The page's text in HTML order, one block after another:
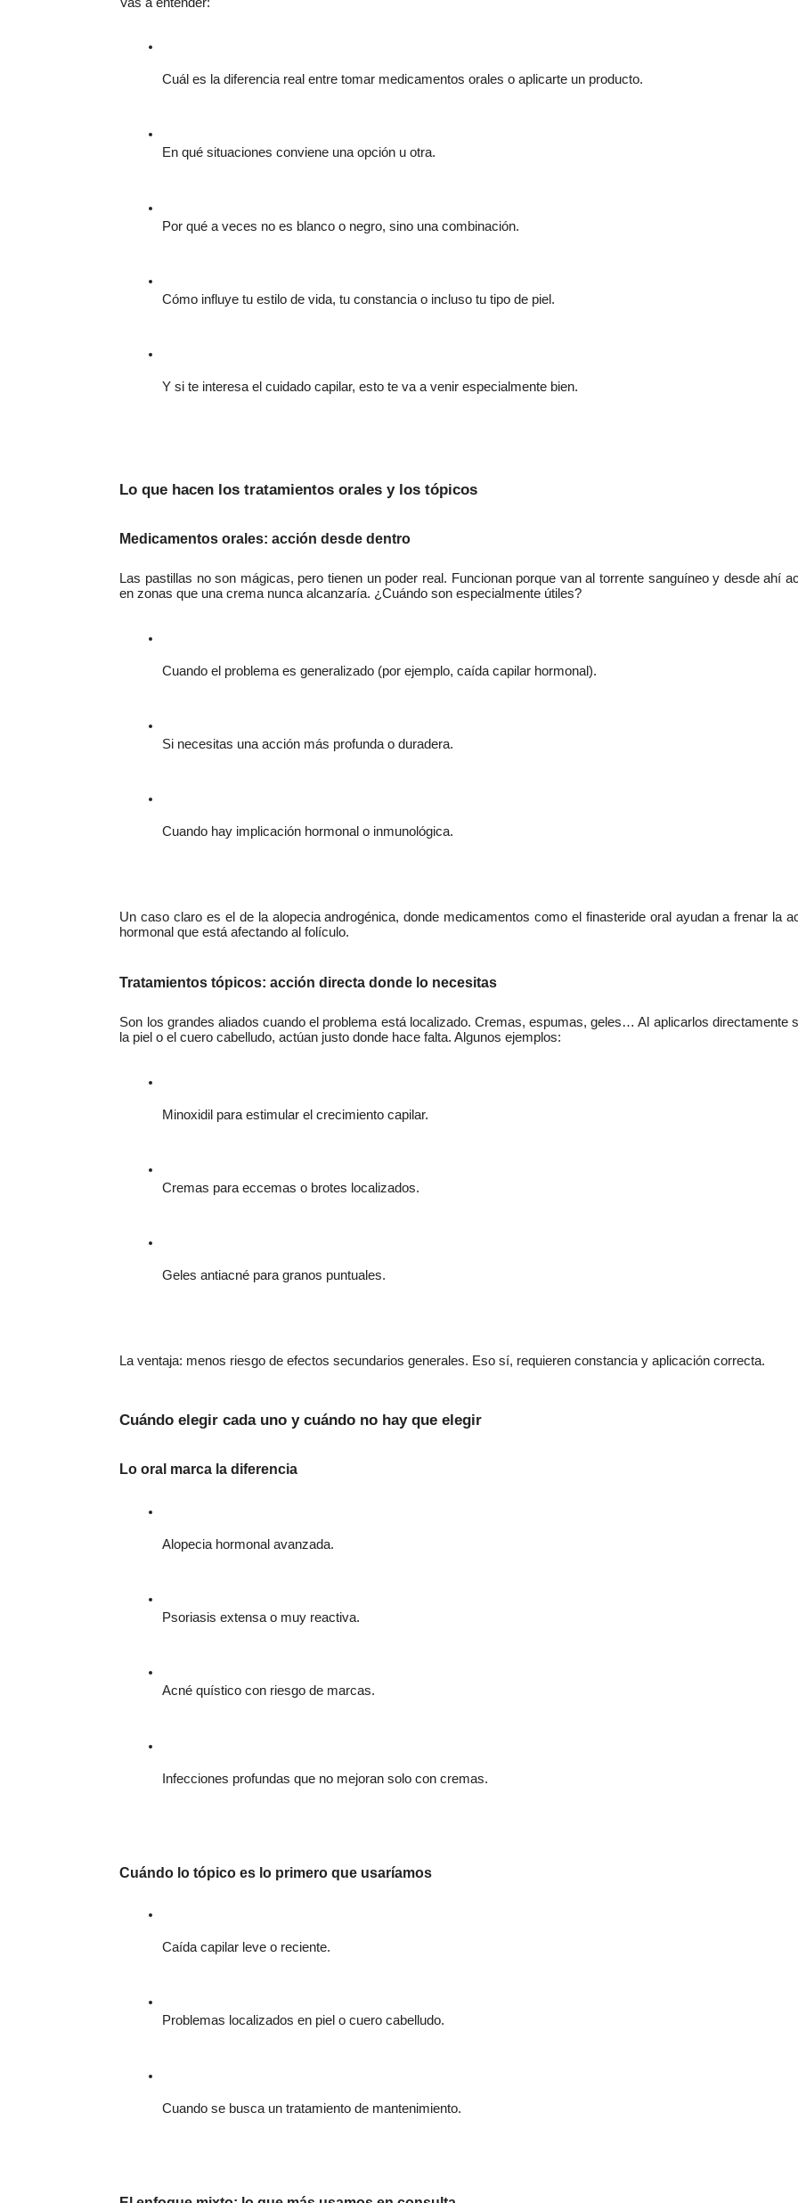
Cuál es la diferencia real entre tomar medicamentos orales o aplicarte un producto.
En qué situaciones conviene una opción u otra.
Por qué a veces no es blanco o negro, sino una combinación.
Cómo influye tu estilo de vida, tu constancia o incluso tu tipo de piel.
Y si te interesa el cuidado capilar, esto te va a venir especialmente bien.
Lo que hacen los tratamientos orales y los tópicos
Medicamentos orales: acción desde dentro
Las pastillas no son mágicas, pero tienen un poder real. Funcionan porque van al torrente sanguíneo y desde ahí
en zonas que una crema nunca alcanzaría. ¿Cuándo son especialmente útiles?
Cuando el problema es generalizado (por ejemplo, caída capilar hormonal).
Si necesitas una acción más profunda o duradera.
Cuando hay implicación hormonal o inmunológica.
Un caso claro es el de la alopecia androgénica, donde medicamentos como el finasteride oral ayudan a frenar la
hormonal que está afectando al folículo.
Tratamientos tópicos: acción directa donde lo necesitas
Son los grandes aliados cuando el problema está localizado. Cremas, espumas, geles… Al aplicarlos directamente
la piel o el cuero cabelludo, actúan justo donde hace falta. Algunos ejemplos:
Minoxidil para estimular el crecimiento capilar.
Cremas para eccemas o brotes localizados.
Geles antiacné para granos puntuales.
La ventaja: menos riesgo de efectos secundarios generales. Eso sí, requieren constancia y aplicación correcta.
Cuándo elegir cada uno y cuándo no hay que elegir
Lo oral marca la diferencia
Alopecia hormonal avanzada.
Psoriasis extensa o muy reactiva.
Acné quístico con riesgo de marcas.
Infecciones profundas que no mejoran solo con cremas.
Cuándo lo tópico es lo primero que usaríamos
Caída capilar leve o reciente.
Problemas localizados en piel o cuero cabelludo.
Cuando se busca un tratamiento de mantenimiento.